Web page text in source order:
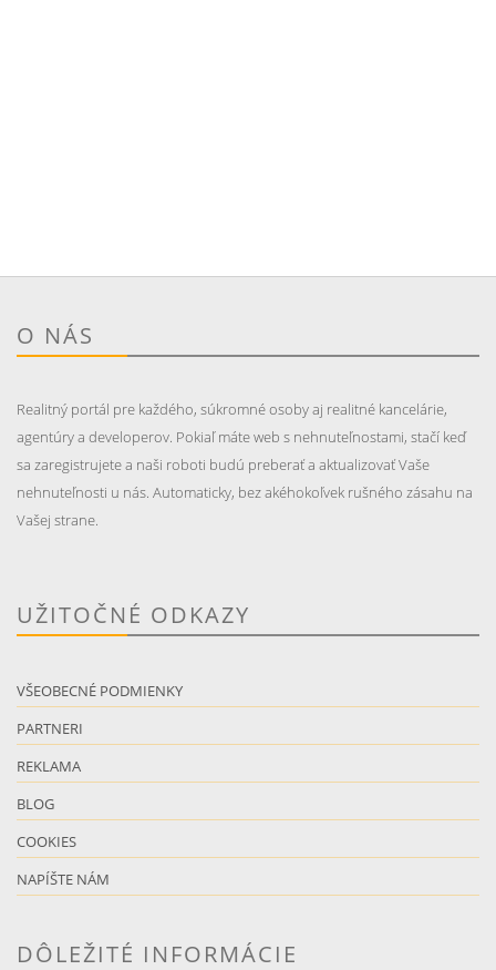
O NÁS
Realitný portál pre každého, súkromné osoby aj realitné kancelárie,
agentúry a developerov. Pokiaľ máte web s nehnuteľnostami, stačí keď
sa zaregistrujete a naši roboti budú preberať a aktualizovať Vaše
nehnuteľnosti u nás. Automaticky, bez akéhokoľvek rušného zásahu na
Vašej strane.
UŽITOČNÉ ODKAZY
VŠEOBECNÉ PODMIENKY
PARTNERI
REKLAMA
BLOG
COOKIES
NAPÍŠTE NÁM
DÔLEŽITÉ INFORMÁCIE